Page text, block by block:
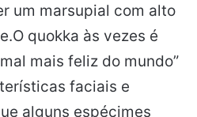
um marsupial com alto
quokka às vezes é
mais feliz do mundo”
faciais e
alguns espécimes